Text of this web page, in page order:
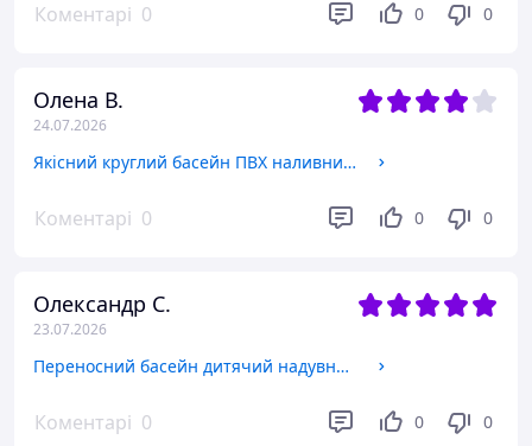
Коментарі 0 0 0
Олена В.
24.07.2026
Якісний круглий басейн ПВХ наливний сімейний надувний Блакитний басейн для дорослих садовий для дому
Коментарі 0 0 0
Олександр С.
23.07.2026
Переносний басейн дитячий надувний Intex 28110 Easy Set 244х76 круглий Вуличні басейни великі для дачі
Коментарі 0 0 0